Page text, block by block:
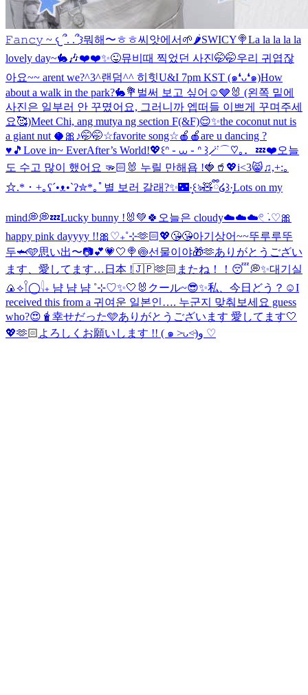
𝙵𝚊𝚗𝚌𝚢 ~ 𐔌՞. .՞𐦯뭐해〜ㅎ‎ㅎ씨앗에서🌱 🌶️SWICY🍭La la la la la
lovely day~🐇🎶❤️❤️✨😜뮤비때 찍었던 사진🤭🤭우리 귀엽잖
아요~~ arent we?^3^랜덤^^ 히힛U&I 7pm KST (๑❛ᴗ❛๑)How
about a walk in the park?🐇💐 벌써 보고 싶어☺️🩶🐰 (왼쪽 밑에
사진은 일부러 안 꾸몄어요, 그러니까 엡떠들 이쁘게 꾸며주세
요🥰)Meet Chi, ang mutya ng section F(&F)😌✨the coconut nut is
a giant nut 🥥🎀♪🤭🤭☆favorite song☆🍎🍎are u dancing ?
♥️🎵 Love in~ EverAfter’s World!💖꒰ᐢ ֊ ⩊ ֊ ᐢ ꒱🪄⌒♡｡． 💤❤️오늘
도 수고 많이 했어요 🫳🏻🐰 누릴 만해욥 !🍓🥤💖i<3😸♫,+:｡
☆.*・+｡ʕ´•ᴥ•`ʔ✮*｡ﾟ 별 보러 갈래?✨🌃·̩͙꒰ঌ🧸ྀི໒꒱·̩͙Lots on my
mind💭💭💤Lucky bunny !🐰💚🍀 오늘은 cloudy☁️☁️☁️𓏲 ࣪˖♡🎀
happy pink dayyyy !!🎀♡₊˚⊹🫶🏻💖😘😘아기상어~~뚜루루뚜
두🦈🩵思い出〜📷💕💗🤍🍭🍥선물이야🎁🫶ありがとうござい
ます、愛してます…日本 !🇯🇵🫶🏻 またね！！ 😴💭✨대기실
🍙⟡𓌉◯𓇋₊ 냠 냠 냠 ˚⊹♡✨🤍🐰 クール~😎✨私、今日どう？☺️I
received this from a 귀여운 일본인…. 누군지 맞춰보세요 guess
who?😍🧋 幸せだった🩵ありがとうございます 愛してます🤍
💖🫶🏻
よろしくお願いします !! ( ๑ ˃̵ᴗ˂̵)و ♡